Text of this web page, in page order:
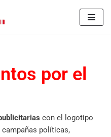
por el
con el logotipo
campañas políticas,